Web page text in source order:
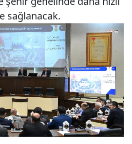
sağlanacak.